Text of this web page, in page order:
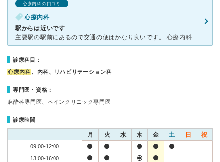
心療内科の口コミ
心療内科
駅からは近いです
主要駅の駅前にあるので交通の便はかなり良いです。 心療内科を探していましたが一般的な薬物療法に不安があり、ネットでいろいろ調べたところ東洋医学的なこともされているということから予約を入れて通院するこ
診療科目：
心療内科 、内科、リハビリテーション科
専門医・資格：
麻酔科専門医、ペインクリニック専門医
診療時間
月 火 水 木 金 土 日 祝
09:00-12:00
13:00-16:00